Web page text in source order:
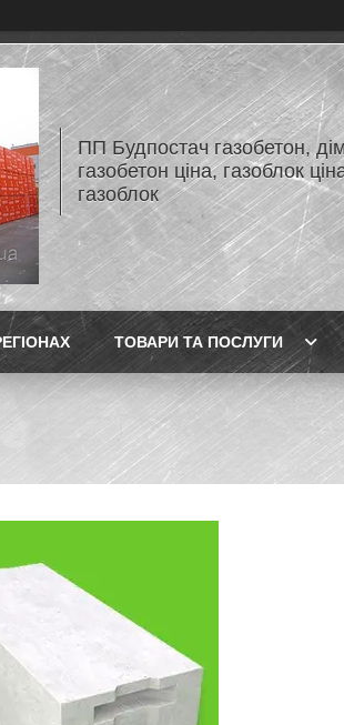
ПП Будпостач газобетон, дім
газобетон ціна, газоблок
газоблок
ТОВАРИ ТА ПОСЛУГИ